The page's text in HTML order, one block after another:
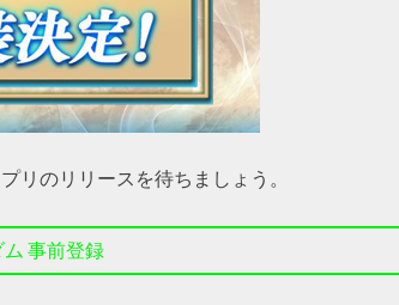
リのリリースを待ちましょう。
事前登録